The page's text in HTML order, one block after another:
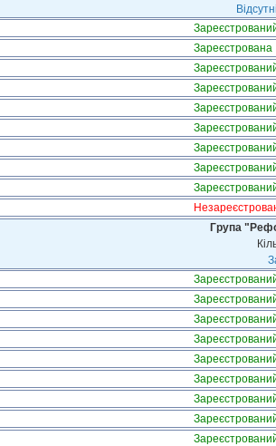
Зареєстрована
Група